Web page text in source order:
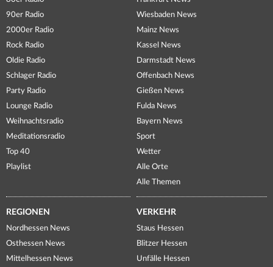
90er Radio
2000er Radio
Rock Radio
Oldie Radio
Schlager Radio
Party Radio
Lounge Radio
Weihnachtsradio
Meditationsradio
Top 40
Playlist
Wiesbaden News
Mainz News
Kassel News
Darmstadt News
Offenbach News
Gießen News
Fulda News
Bayern News
Sport
Wetter
Alle Orte
Alle Themen
REGIONEN
Nordhessen News
Osthessen News
Mittelhessen News
VERKEHR
Staus Hessen
Blitzer Hessen
Unfälle Hessen